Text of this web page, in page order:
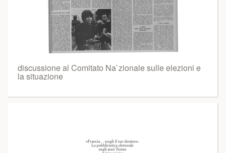
discussione al Comitato Na`zionale sulle elezioni e
la situazione